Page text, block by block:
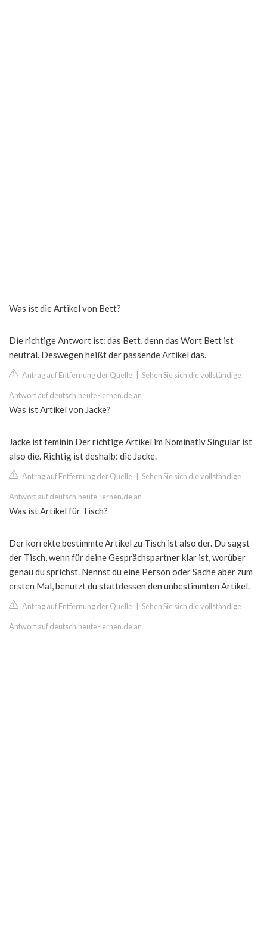
Was ist die Artikel von Bett?
Die richtige Antwort ist: das Bett, denn das Wort Bett ist
neutral. Deswegen heißt der passende Artikel das.
Antrag auf Entfernung der Quelle Sehen Sie sich die vollständige
Antwort auf deutsch.heute-lernen.de an
Was ist Artikel von Jacke?
Jacke ist feminin Der richtige Artikel im Nominativ Singular ist
also die. Richtig ist deshalb: die Jacke.
Antrag auf Entfernung der Quelle Sehen Sie sich die vollständige
Antwort auf deutsch.heute-lernen.de an
Was ist Artikel für Tisch?
Der korrekte bestimmte Artikel zu Tisch ist also der. Du sagst
der Tisch, wenn für deine Gesprächspartner klar ist, worüber
genau du sprichst. Nennst du eine Person oder Sache aber zum
ersten Mal, benutzt du stattdessen den unbestimmten Artikel.
Antrag auf Entfernung der Quelle Sehen Sie sich die vollständige
Antwort auf deutsch.heute-lernen.de an